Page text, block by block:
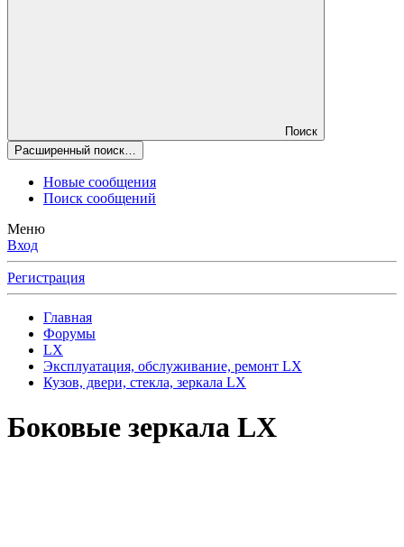
Поиск
Расширенный поиск…
Новые сообщения
Поиск сообщений
Меню
Вход
Регистрация
Главная
Форумы
LX
Эксплуатация, обслуживание, ремонт LX
Кузов, двери, стекла, зеркала LX
Боковые зеркала LX